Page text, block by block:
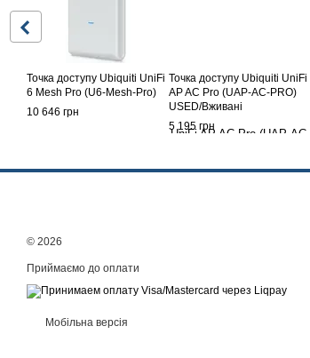
Точка доступу Ubiquiti UniFi
6 Mesh Pro (U6-Mesh-Pro)
10 646 грн
Точка доступу Ubiquiti UniFi
AP AC Pro (UAP-AC-PRO)
USED/Вживані
5 195 грн
© 2026
Приймаємо до оплати
Мобільна версія